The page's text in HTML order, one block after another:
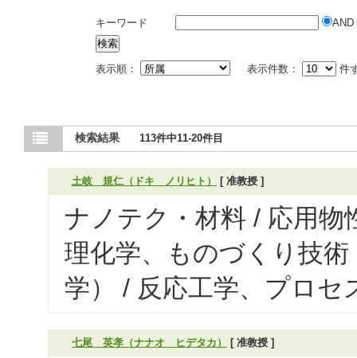
キーワード AND
表示順： 表示件数： 件
検索結果 113件中11-20件目
土岐 規仁（ドキ ノリヒト） [ 准教授 ]
ナノテク・材料 / 応用物
理化学、ものづくり技
学） / 反応工学、プロセ
七尾 英孝（ナナオ ヒデタカ） [ 准教授 ]